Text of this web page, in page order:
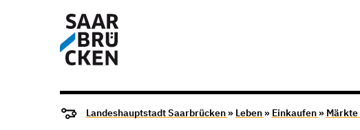
Landeshauptstadt Saarbrücken » Leben » Einkaufen » Märkte